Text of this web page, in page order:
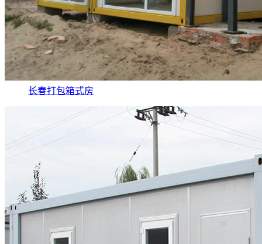
长春打包箱式房